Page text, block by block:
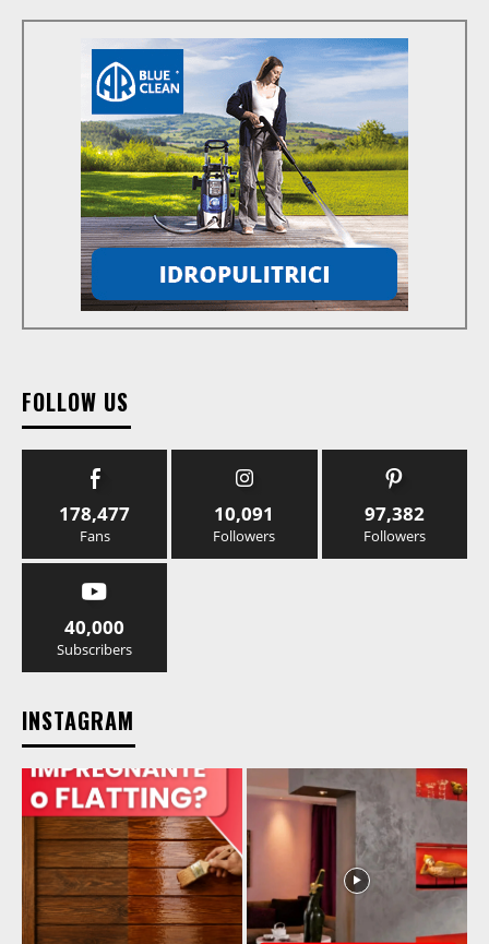
FOLLOW US
178,477
Fans
10,091
Followers
97,382
Followers
40,000
Subscribers
INSTAGRAM